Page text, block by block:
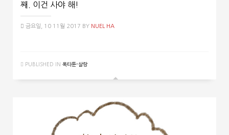
째. 이건 사야 해!
금요일, 10 11월 2017 BY NUEL HA
PUBLISHED IN 옥타툰-살랑